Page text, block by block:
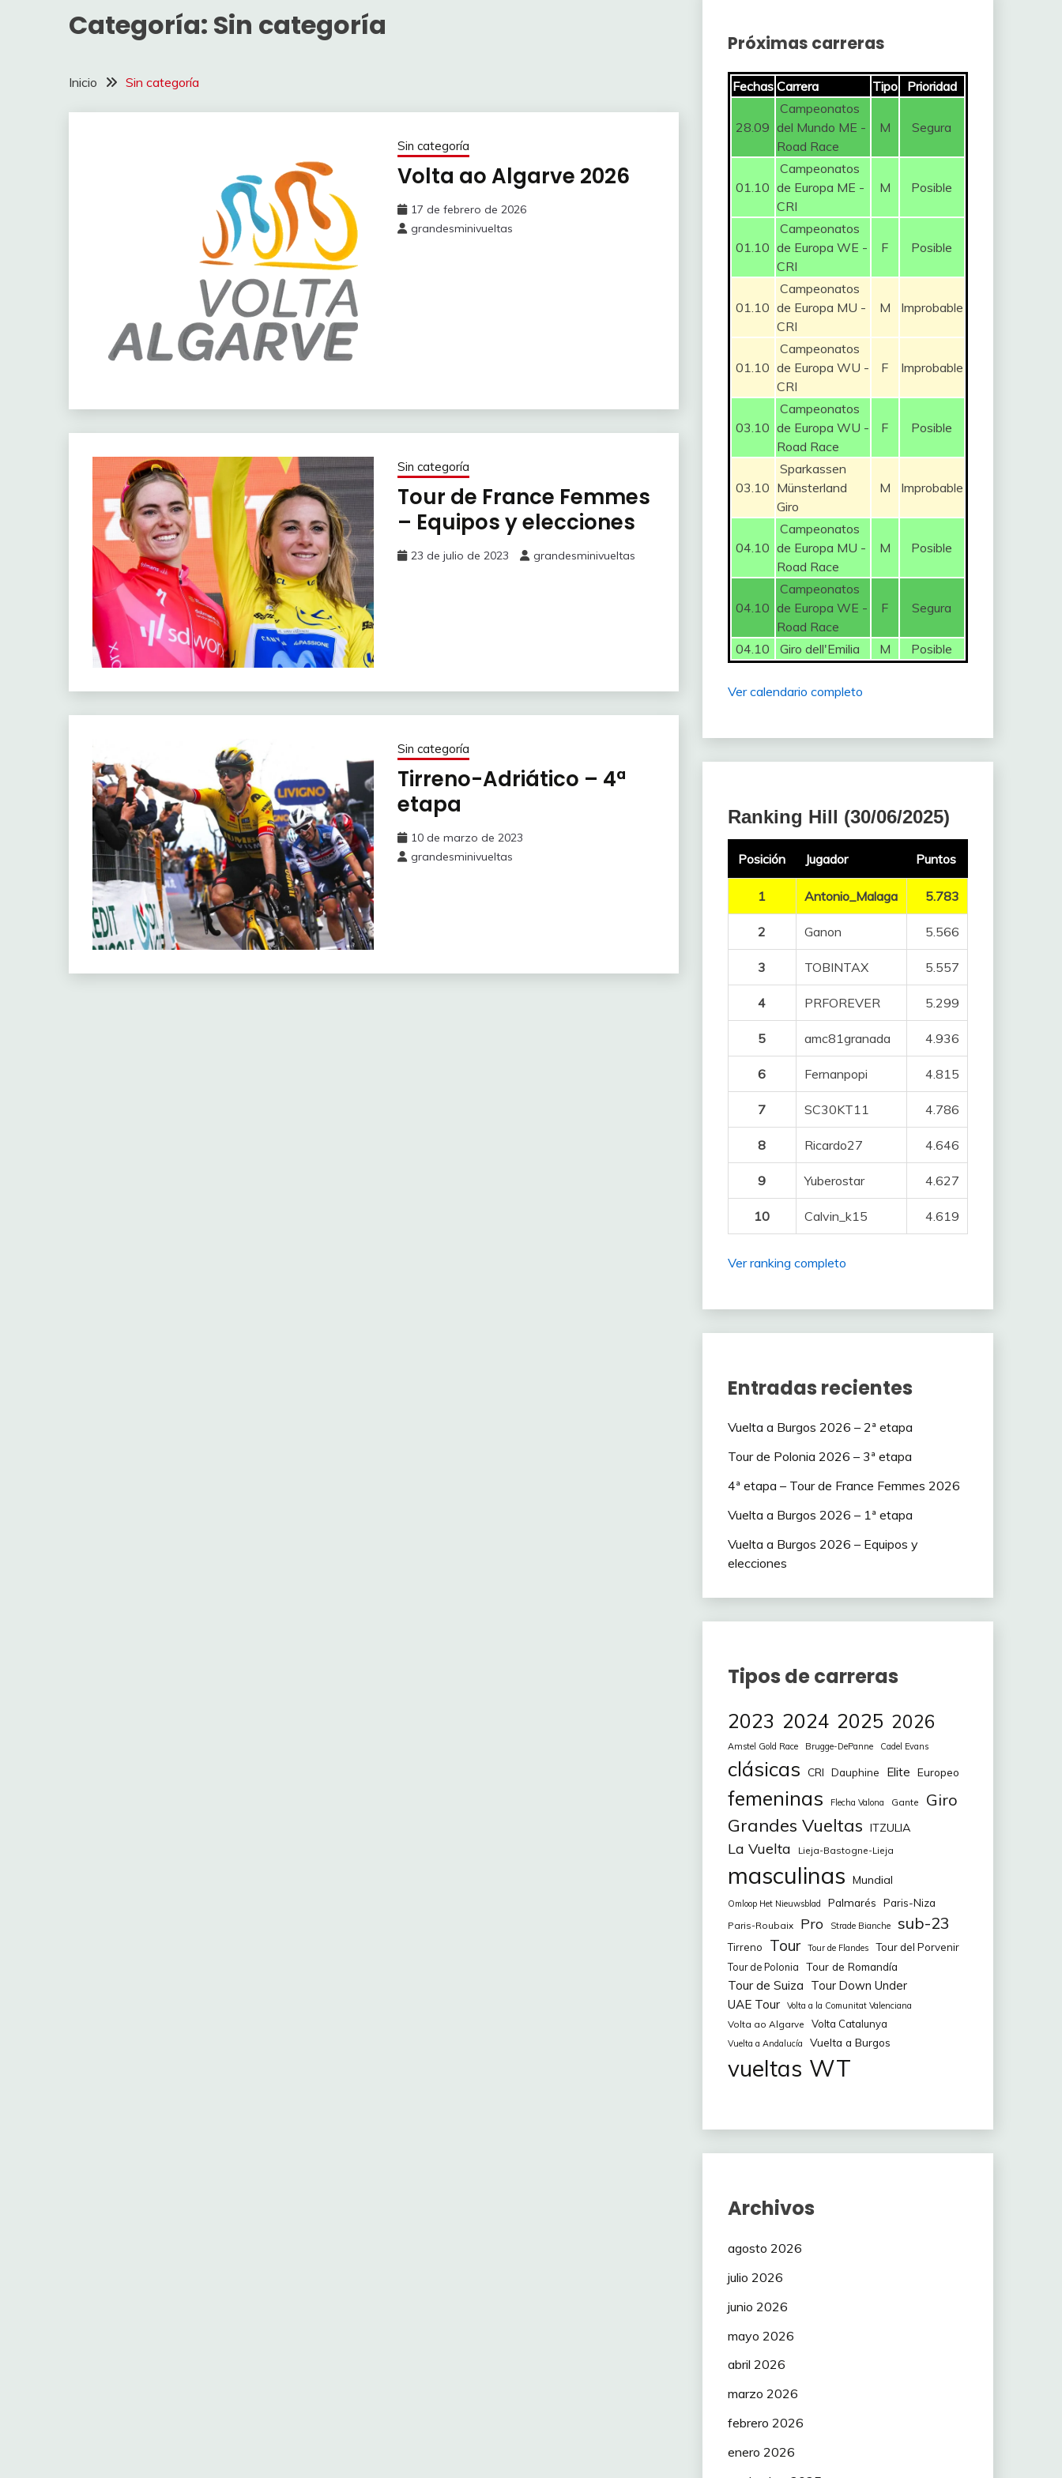
Categoría: Sin categoría
Inicio Sin categoría
Sin categoría
Volta ao Algarve 2026
17 de febrero de 2026
grandesminivueltas
Sin categoría
Tour de France Femmes
– Equipos y elecciones
23 de julio de 2023 grandesminivueltas
Sin categoría
Tirreno-Adriático – 4ª
etapa
10 de marzo de 2023
grandesminivueltas
Próximas carreras
Fechas Carrera Tipo Prioridad
28.09
Campeonatos
del Mundo ME -
Road Race
M Segura
01.10
Campeonatos
de Europa ME -
CRI
M Posible
01.10
Campeonatos
de Europa WE -
CRI
F Posible
01.10
Campeonatos
de Europa MU -
CRI
M Improbable
01.10
Campeonatos
de Europa WU -
CRI
F Improbable
03.10
Campeonatos
de Europa WU -
Road Race
F Posible
03.10
Sparkassen
Münsterland
Giro
M Improbable
04.10
Campeonatos
de Europa MU -
Road Race
M Posible
04.10
Campeonatos
de Europa WE -
Road Race
F Segura
04.10 Giro dell'Emilia M Posible
Ver calendario completo
Ranking Hill (30/06/2025)
Posición Jugador Puntos
1 Antonio_Malaga 5.783
2 Ganon 5.566
3 TOBINTAX 5.557
4 PRFOREVER 5.299
5 amc81granada 4.936
6 Fernanpopi 4.815
7 SC30KT11 4.786
8 Ricardo27 4.646
9 Yuberostar 4.627
10 Calvin_k15 4.619
Ver ranking completo
Entradas recientes
Vuelta a Burgos 2026 – 2ª etapa
Tour de Polonia 2026 – 3ª etapa
4ª etapa – Tour de France Femmes 2026
Vuelta a Burgos 2026 – 1ª etapa
Vuelta a Burgos 2026 – Equipos y
elecciones
Tipos de carreras
2023 2024 2025 2026
Amstel Gold Race Brugge-DePanne Cadel Evans
clásicas CRI Dauphine Elite Europeo
femeninas Flecha Valona Gante Giro
Grandes Vueltas ITZULIA
La Vuelta Lieja-Bastogne-Lieja
masculinas Mundial
Omloop Het Nieuwsblad Palmarés Paris-Niza
Paris-Roubaix Pro Strade Bianche sub-23
Tirreno Tour Tour de Flandes Tour del Porvenir
Tour de Polonia Tour de Romandía
Tour de Suiza Tour Down Under
UAE Tour
Volta a la Comunitat Valenciana
Volta ao Algarve Volta Catalunya
Vuelta a Andalucía Vuelta a Burgos
vueltas WT
Archivos
agosto 2026
julio 2026
junio 2026
mayo 2026
abril 2026
marzo 2026
febrero 2026
enero 2026